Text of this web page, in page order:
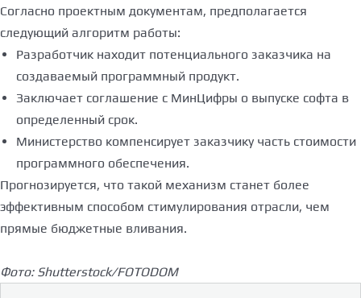
Согласно проектным документам, предполагается
следующий алгоритм работы:
Разработчик находит потенциального заказчика на
создаваемый программный продукт.
Заключает соглашение с МинЦифры о выпуске софта в
определенный срок.
Министерство компенсирует заказчику часть стоимости
программного обеспечения.
Прогнозируется, что такой механизм станет более
эффективным способом стимулирования отрасли, чем
прямые бюджетные вливания.
Фото: Shutterstock/FOTODOM